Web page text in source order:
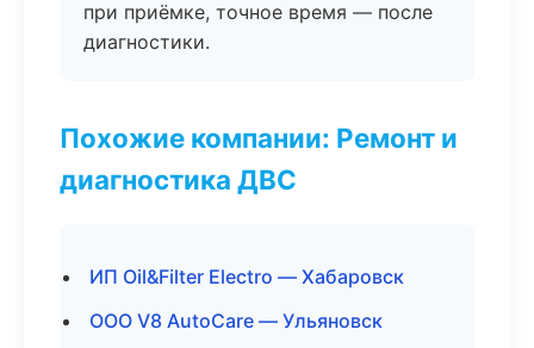
при приёмке, точное время — после
диагностики.
Похожие компании: Ремонт и
диагностика ДВС
ИП Oil&Filter Electro — Хабаровск
ООО V8 AutoCare — Ульяновск